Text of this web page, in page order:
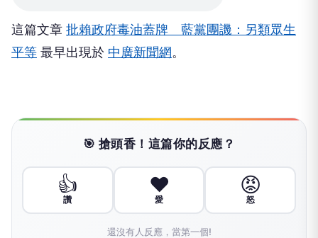
這篇文章 批賴政府毒油蓋牌 藍黨團譏：另類眾生
平等 最早出現於 中廣新聞網。
🎯 搶頭香！這篇你的反應？
👍
讚
❤️
愛
😡
怒
還沒有人反應，當第一個!